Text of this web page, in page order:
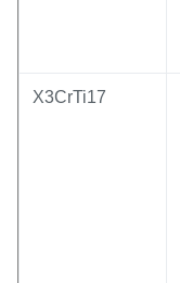
X3CrTi17